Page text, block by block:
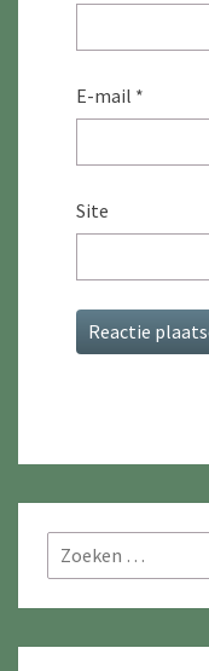
E-mail *
Site
Zoeken
naar: